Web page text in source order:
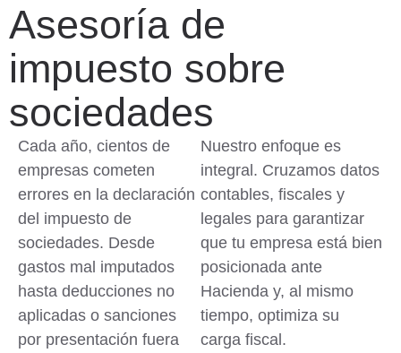
Asesoría de
impuesto sobre
sociedades
Cada año, cientos de
empresas cometen
errores en la declaración
del impuesto de
sociedades. Desde
gastos mal imputados
hasta deducciones no
aplicadas o sanciones
por presentación fuera
Nuestro enfoque es
integral. Cruzamos datos
contables, fiscales y
legales para garantizar
que tu empresa está bien
posicionada ante
Hacienda y, al mismo
tiempo, optimiza su
carga fiscal.